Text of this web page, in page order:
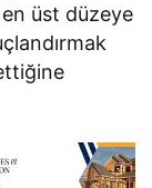
üst düzeye